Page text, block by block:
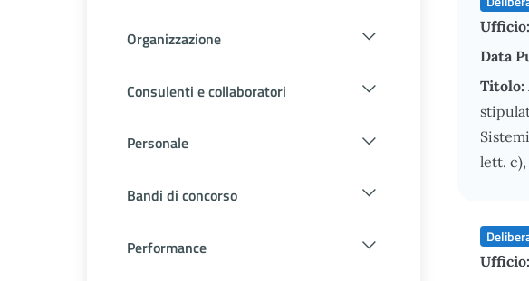
Organizzazione
Consulenti e collaboratori
Personale
Bandi di concorso
Performance
Ufficio:
Data
Titolo:
lett. c),
Ufficio: